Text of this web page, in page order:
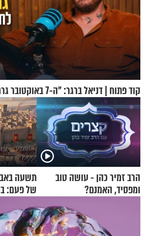
קוד פתוח | דניאל ברגר: "ה-7 באוקטובר גרם לי לחפש תשובות"
הרב זמיר כהן - עושה טוב
ומפסיד, האמנם?
תשעה
של פעם: